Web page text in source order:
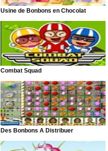
Usine de Bonbons en Chocolat
Combat Squad
Des Bonbons À Distribuer